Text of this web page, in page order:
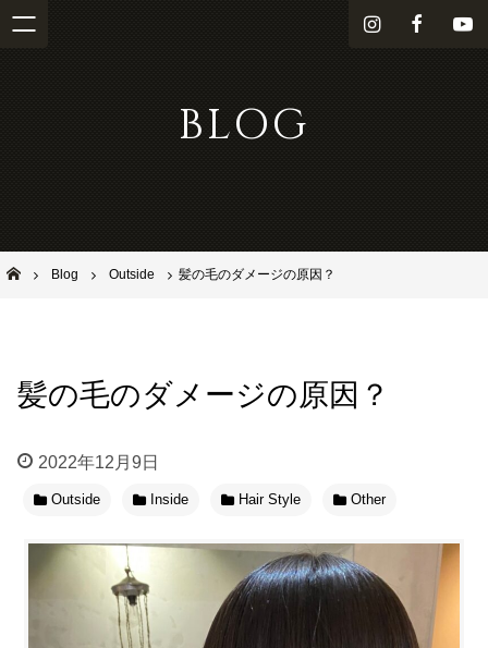
i
Y
BLOG
池田市石橋の美容室ならヘアサロンSolana（ソラーナ）
Blog Outside 髪の毛のダメージの原因？
髪の毛のダメージの原因？
2022年12月9日
Outside Inside Hair Style Other